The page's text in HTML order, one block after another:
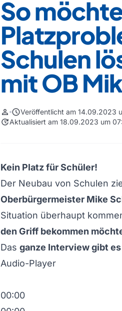
So
Schulen
mit OB
person scheduleVeröffentlicht am 14.09.2023
updateAktualisiert am 18.09.2023 um
Kein Platz für Schüler!
Der Neubau von Schulen
Oberbürgermeister Mike
Situation überhaupt
den Griff bekommen
Das ganze Interview gibt
Audio-Player
00:00